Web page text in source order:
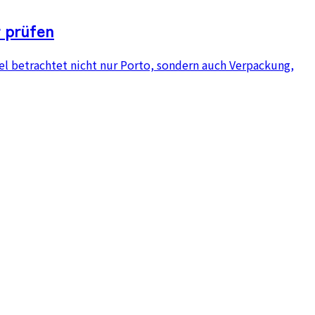
prüfen
betrachtet nicht nur Porto, sondern auch Verpackung,